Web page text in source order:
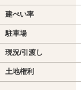
建ぺい率
駐車場
現況/引渡し
土地権利